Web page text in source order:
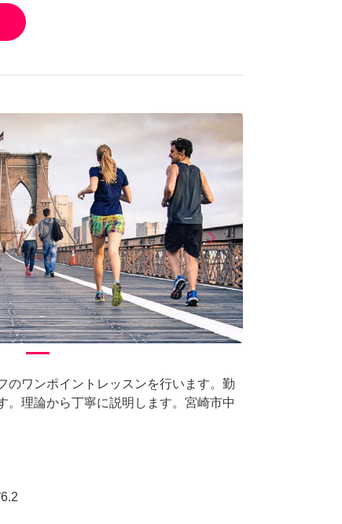
arrow_forward_iosNext
のワンポイントレッスンを行います。勤
。理論から丁寧に説明します。宮崎市中